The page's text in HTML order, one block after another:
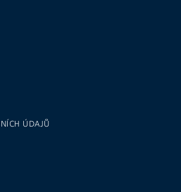
ÚDAJŮ